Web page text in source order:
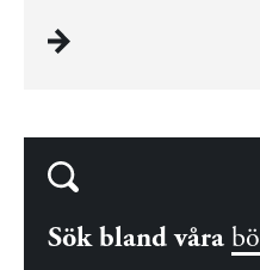
Sök bland våra